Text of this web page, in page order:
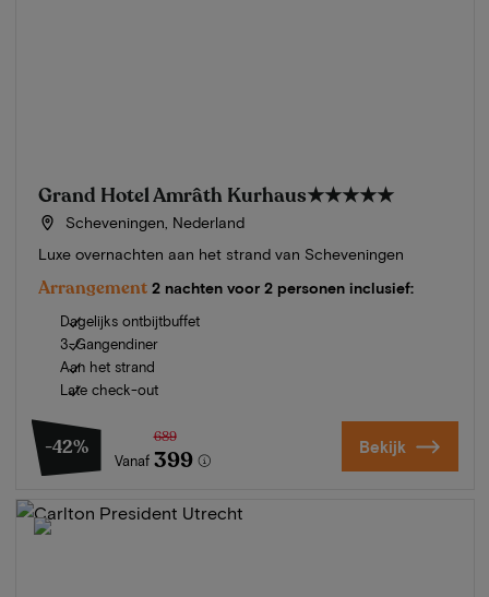
Grand Hotel Amrâth Kurhaus★★★★★
Scheveningen, Nederland
Luxe overnachten aan het strand van Scheveningen
Arrangement 2 nachten voor 2 personen inclusief:
Dagelijks ontbijtbuffet
3-Gangendiner
Aan het strand
Late check-out
-42%
Vanaf
689
399 Bekijk